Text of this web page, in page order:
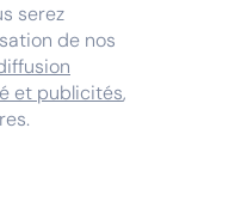
serez
de nos
et publicités,